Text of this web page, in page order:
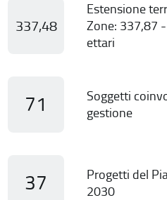
337,48
Estensione
Zone: 337,87
ettari
71
Soggetti
gestione
37
Progetti del
2030